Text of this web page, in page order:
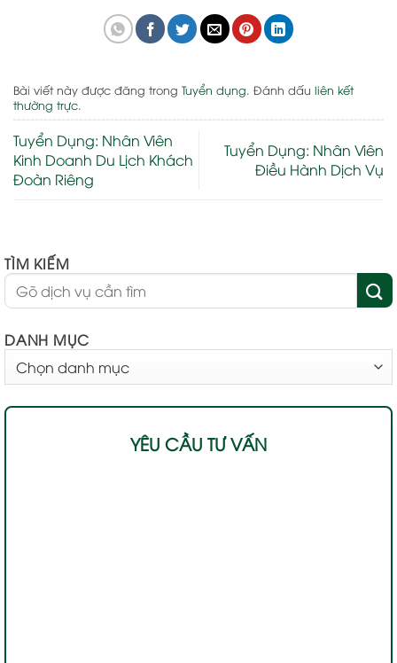
Bài viết này được đăng trong Tuyển dụng . Đánh dấu liên kết
thường trực
Tuyển Dụng: Nhân Viên
Kinh Doanh Du Lịch Khách
Đoàn Riêng
Tuyển Dụng: Nhân Viên
Điều Hành Dịch Vụ
TÌM KIẾM
DANH MỤC
MỤC
YÊU CẦU TƯ VẤN